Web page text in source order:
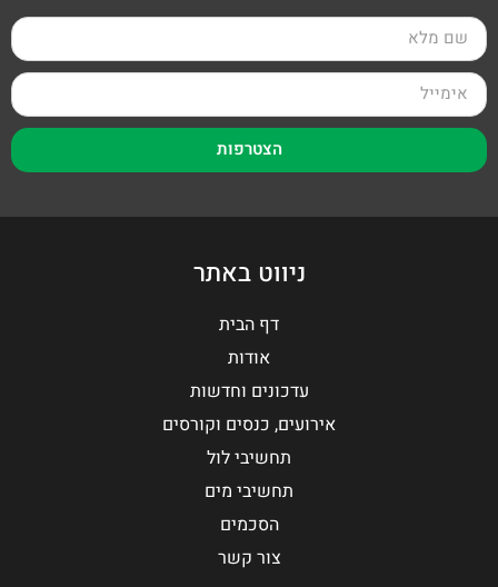
הצטרפות
ניווט באתר
דף הבית
אודות
עדכונים וחדשות
אירועים, כנסים וקורסים
תחשיבי לול
תחשיבי מים
הסכמים
צור קשר